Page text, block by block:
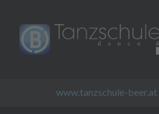
www.tanzschule-beer.at